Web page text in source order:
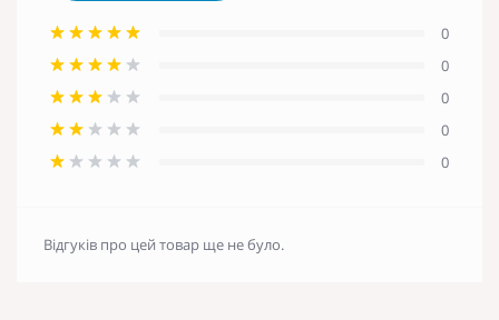
0
0
0
0
0
Відгуків про цей товар ще не було.